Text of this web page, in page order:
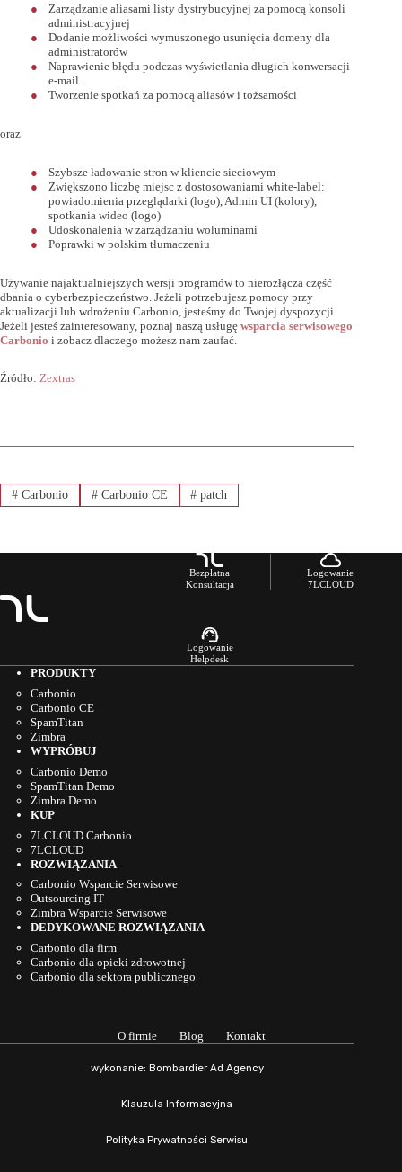
Zarządzanie aliasami listy dystrybucyjnej za pomocą konsoli
administracyjnej
Dodanie możliwości wymuszonego usunięcia domeny dla
administratorów
Naprawienie błędu podczas wyświetlania długich konwersacji
e-mail.
Tworzenie spotkań za pomocą aliasów i tożsamości
oraz
Szybsze ładowanie stron w kliencie sieciowym
Zwiększono liczbę miejsc z dostosowaniami white-label:
powiadomienia przeglądarki (logo), Admin UI (kolory),
spotkania wideo (logo)
Udoskonalenia w zarządzaniu woluminami
Poprawki w polskim tłumaczeniu
Używanie najaktualniejszych wersji programów to nierozłącza część
dbania o cyberbezpieczeństwo. Jeżeli potrzebujesz pomocy przy
aktualizacji lub wdrożeniu Carbonio, jesteśmy do Twojej dyspozycji.
Jeżeli jesteś zainteresowany, poznaj naszą usługę wsparcia serwisowego
Carbonio i zobacz dlaczego możesz nam zaufać.
Źródło: Zextras
#Carbonio #Carbonio CE # patch
Bezpłatna
Konsultacja
Logowanie
7LCLOUD
Logowanie
Helpdesk
PRODUKTY
Carbonio
Carbonio CE
SpamTitan
Zimbra
WYPRÓBUJ
Carbonio Demo
SpamTitan Demo
Zimbra Demo
KUP
7LCLOUD Carbonio
7LCLOUD
ROZWIĄZANIA
Carbonio Wsparcie Serwisowe
Outsourcing IT
Zimbra Wsparcie Serwisowe
DEDYKOWANE ROZWIĄZANIA
Carbonio dla firm
Carbonio dla opieki zdrowotnej
Carbonio dla sektora publicznego
O firmie Blog Kontakt
wykonanie: Bombardier Ad Agency
Klauzula Informacyjna
Polityka Prywatności Serwisu